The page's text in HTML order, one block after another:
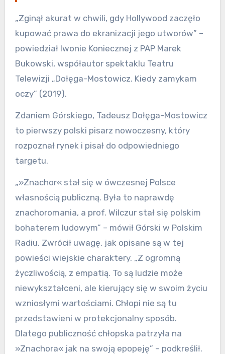
„Zginął akurat w chwili, gdy Hollywood zaczęło
kupować prawa do ekranizacji jego utworów” –
powiedział Iwonie Koniecznej z PAP Marek
Bukowski, współautor spektaklu Teatru
Telewizji „Dołęga-Mostowicz. Kiedy zamykam
oczy” (2019).
Zdaniem Górskiego, Tadeusz Dołęga-Mostowicz
to pierwszy polski pisarz nowoczesny, który
rozpoznał rynek i pisał do odpowiedniego
targetu.
„»Znachor« stał się w ówczesnej Polsce
własnością publiczną. Była to naprawdę
znachoromania, a prof. Wilczur stał się polskim
bohaterem ludowym” – mówił Górski w Polskim
Radiu. Zwrócił uwagę, jak opisane są w tej
powieści wiejskie charaktery. „Z ogromną
życzliwością, z empatią. To są ludzie może
niewykształceni, ale kierujący się w swoim życiu
wzniosłymi wartościami. Chłopi nie są tu
przedstawieni w protekcjonalny sposób.
Dlatego publiczność chłopska patrzyła na
»Znachora« jak na swoją epopeję” – podkreślił.